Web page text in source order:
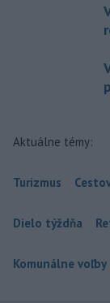
Aktuálne témy:
Turizmus
Dielo týždňa
Komunálne voľby